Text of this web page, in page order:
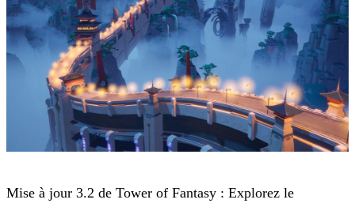
Mise à jour 3.2 de Tower of Fantasy : Explorez le